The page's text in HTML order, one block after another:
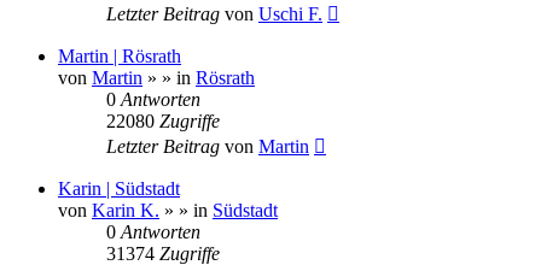
Letzter Beitrag von Uschi F.
Martin | Rösrath
von Martin » » in Rösrath
0 Antworten
22080 Zugriffe
Letzter Beitrag von Martin
Karin | Südstadt
von Karin K. » » in Südstadt
0 Antworten
31374 Zugriffe